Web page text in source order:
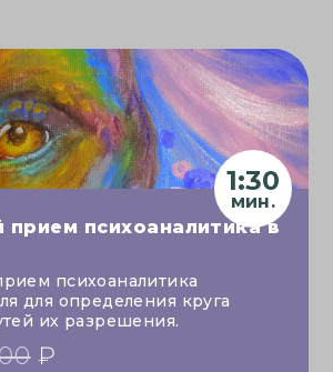
прием психоаналитика в
психоаналитика
для определения круга
их разрешения.
₽
1:30